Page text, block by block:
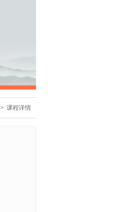
> 课程详情